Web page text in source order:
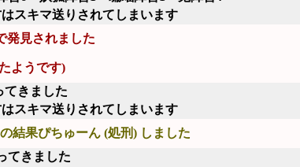
スキマ送りされてしまいます
発見されました
ようです)
てきました
スキマ送りされてしまいます
結果ぴちゅーん (処刑) しました
てきました